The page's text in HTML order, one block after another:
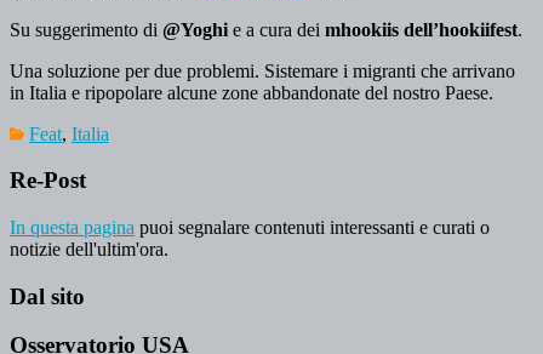
Su suggerimento di @Yoghi e a cura dei mhookiis dell’hookiifest.
Una soluzione per due problemi. Sistemare i migranti che arrivano
in Italia e ripopolare alcune zone abbandonate del nostro Paese.
Feat, Italia
Re-Post
In questa pagina puoi segnalare contenuti interessanti e curati o
notizie dell'ultim'ora.
Dal sito
Osservatorio USA